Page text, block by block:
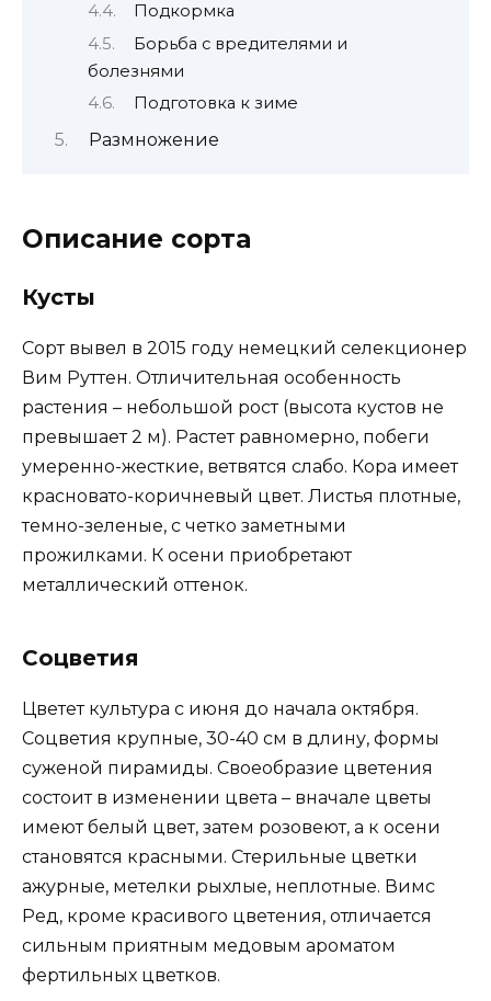
Подкормка
Борьба с вредителями и
болезнями
Подготовка к зиме
Размножение
Описание сорта
Кусты
Сорт вывел в 2015 году немецкий селекционер
Вим Руттен. Отличительная особенность
растения – небольшой рост (высота кустов не
превышает 2 м). Растет равномерно, побеги
умеренно-жесткие, ветвятся слабо. Кора имеет
красновато-коричневый цвет. Листья плотные,
темно-зеленые, с четко заметными
прожилками. К осени приобретают
металлический оттенок.
Соцветия
Цветет культура с июня до начала октября.
Соцветия крупные, 30-40 см в длину, формы
суженой пирамиды. Своеобразие цветения
состоит в изменении цвета – вначале цветы
имеют белый цвет, затем розовеют, а к осени
становятся красными. Стерильные цветки
ажурные, метелки рыхлые, неплотные. Вимс
Ред, кроме красивого цветения, отличается
сильным приятным медовым ароматом
фертильных цветков.